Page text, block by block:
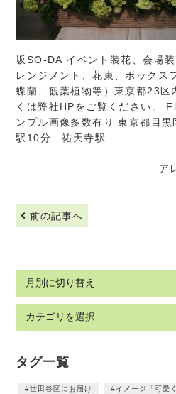
坂SO-DA イベント装花、会場
レンジメント、花束、ボックス
蝶蘭、観葉植物等）東京都23区
くは弊社HPをご覧ください。
ンプル画像多数有り 東京都目
駅10分 祐天寺駅
ア
前の記事へ
タグ一覧
世田谷区にお届け
イメージ「可愛